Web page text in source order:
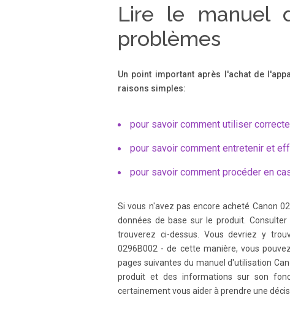
Page 4
..........................................
5 Contents 8 9 10 5 6 7 Selecting the AF
Page 6
Print the image to a large size Î p.50 ( 73 , 83
Page 7
7 Contents at a Glance Freeze or blur the
priority AE) Adjust the image brightness
Lire le manuel
problèmes
Un point important après l'achat de
raisons simples:
pour savoir comment utiliser
pour savoir comment entretenir et
pour savoir comment procéder en
Si vous n'avez pas encore acheté Canon
données de base sur le produit.
trouverez ci-dessus. Vous devriez y
0296B002 - de cette manière, vous
pages suivantes du manuel d'utilisation
produit et des informations sur son
certainement vous aider à prendre une